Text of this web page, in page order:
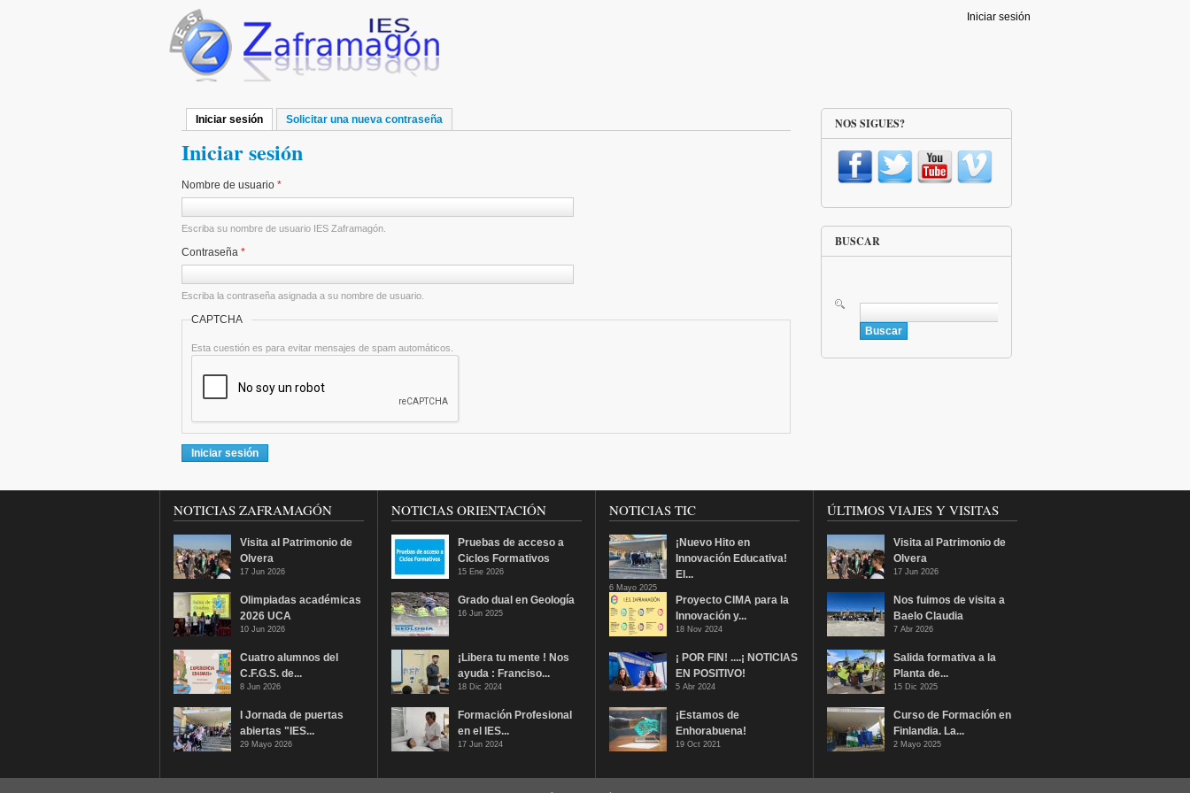
Iniciar sesión
Solapas principales
Iniciar sesión (solapa activa)
Solicitar una nueva contraseña
Iniciar sesión
Nombre de usuario *
Escriba su nombre de usuario IES Zaframagón.
Contraseña *
Escriba la contraseña asignada a su nombre de usuario.
CAPTCHA
Esta cuestión es para evitar mensajes de spam automáticos.
NOS SIGUES?
BUSCAR
Buscar
NOTICIAS ZAFRAMAGÓN
Visita al Patrimonio de
Olvera
17 Jun 2026
Olimpiadas académicas
2026 UCA
10 Jun 2026
Cuatro alumnos del
C.F.G.S. de...
8 Jun 2026
I Jornada de puertas
abiertas "IES...
29 Mayo 2026
NOTICIAS ORIENTACIÓN
Pruebas de acceso a
Ciclos Formativos
15 Ene 2026
Grado dual en Geología
16 Jun 2025
¡Libera tu mente ! Nos
ayuda : Franciso...
18 Dic 2024
Formación Profesional
en el IES...
17 Jun 2024
NOTICIAS TIC
¡Nuevo Hito en
Innovación Educativa!
El...
6 Mayo 2025
Proyecto CIMA para la
Innovación y...
18 Nov 2024
¡ POR FIN! ....¡ NOTICIAS
EN POSITIVO!
5 Abr 2024
¡Estamos de
Enhorabuena!
19 Oct 2021
ÚLTIMOS VIAJES Y VISITAS
Visita al Patrimonio de
Olvera
17 Jun 2026
Nos fuimos de visita a
Baelo Claudia
7 Abr 2026
Salida formativa a la
Planta de...
15 Dic 2025
Curso de Formación en
Finlandia. La...
2 Mayo 2025